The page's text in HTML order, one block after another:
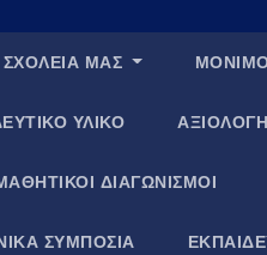
ΜΑΣ
ΥΛΙΚΟ
ΔΙΑΓΩΝΙΣΜΟΙ
ΣΥΜΠΟΣΙΑ